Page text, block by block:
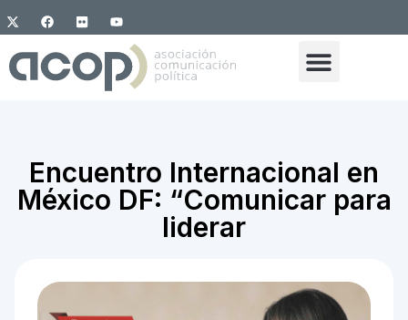
Encuentro Internacional en
México DF: “Comunicar para
liderar